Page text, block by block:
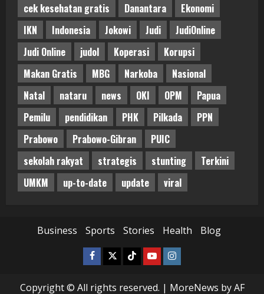
cek kesehatan gratis
Danantara
Ekonomi
IKN
Indonesia Jokowi Judi
JudiOnline
Judi Online
judol Koperasi
Korupsi
Makan Gratis
MBG Narkoba
Nasional
Natal
nataru news OKI OPM
Papua
Pemilu
pendidikan PHK Pilkada
PPN
Prabowo
Prabowo-Gibran
PUIC
sekolah rakyat
strategis stunting
Terkini
UMKM
up-to-date update viral
Business Sports Stories Health Blog
Facebook
TwitterTiktokYoutubeInstagram
Copyright © All rights reserved. | MoreNews by AF